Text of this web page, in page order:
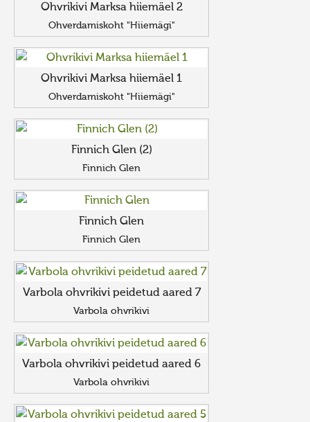
Ohvrikivi Marksa hiiemäel 2
Ohverdamiskoht "Hiiemägi"
Ohvrikivi Marksa hiiemäel 1
Ohverdamiskoht "Hiiemägi"
Finnich Glen (2)
Finnich Glen
Finnich Glen
Finnich Glen
Varbola ohvrikivi peidetud aared 7
Varbola ohvrikivi
Varbola ohvrikivi peidetud aared 6
Varbola ohvrikivi